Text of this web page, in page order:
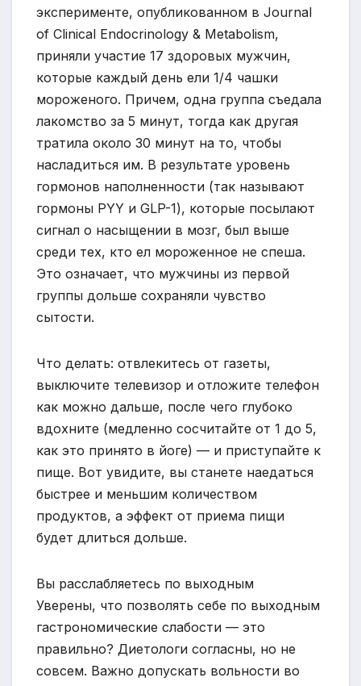
эксперименте, опубликованном в Journal
of Clinical Endocrinology & Metabolism,
приняли участие 17 здоровых мужчин,
которые каждый день ели 1/4 чашки
мороженого. Причем, одна группа съедала
лакомство за 5 минут, тогда как другая
тратила около 30 минут на то, чтобы
насладиться им. В результате уровень
гормонов наполненности (так называют
гормоны PYY и GLP-1), которые посылают
сигнал о насыщении в мозг, был выше
среди тех, кто ел мороженное не спеша.
Это означает, что мужчины из первой
группы дольше сохраняли чувство
сытости.
Что делать: отвлекитесь от газеты,
выключите телевизор и отложите телефон
как можно дальше, после чего глубоко
вдохните (медленно сосчитайте от 1 до 5,
как это принято в йоге) — и приступайте к
пище. Вот увидите, вы станете наедаться
быстрее и меньшим количеством
продуктов, а эффект от приема пищи
будет длиться дольше.
Вы расслабляетесь по выходным
Уверены, что позволять себе по выходным
гастрономические слабости — это
правильно? Диетологи согласны, но не
совсем. Важно допускать вольности во